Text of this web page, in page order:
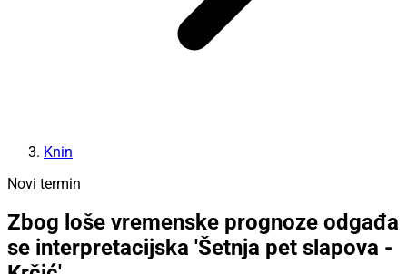
Knin
Novi termin
Zbog loše vremenske prognoze odgađa
se interpretacijska 'Šetnja pet slapova -